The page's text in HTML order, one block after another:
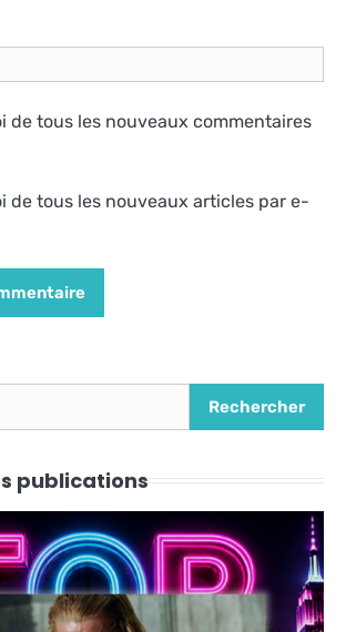
de tous les nouveaux commentaires
de tous les nouveaux articles par e-
Rechercher
publications